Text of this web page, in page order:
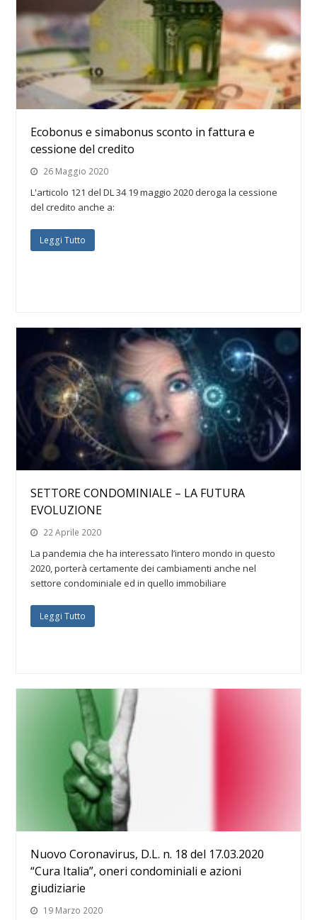
Ecobonus e simabonus sconto in fattura e
cessione del credito
26 Maggio 2020
L'articolo 121 del DL 34 19 maggio 2020 deroga la cessione
del credito anche a:
Leggi Tutto
SETTORE CONDOMINIALE – LA FUTURA
EVOLUZIONE
22 Aprile 2020
La pandemia che ha interessato l’intero mondo in questo
2020, porterà certamente dei cambiamenti anche nel
settore condominiale ed in quello immobiliare
Leggi Tutto
Nuovo Coronavirus, D.L. n. 18 del 17.03.2020
“Cura Italia”, oneri condominiali e azioni
giudiziarie
19 Marzo 2020